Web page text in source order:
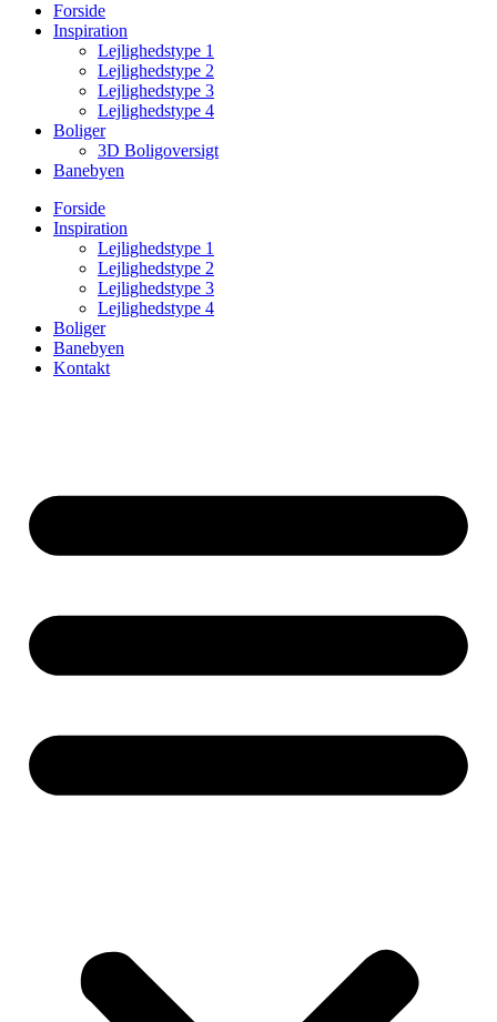
Forside
Inspiration
Lejlighedstype 1
Lejlighedstype 2
Lejlighedstype 3
Lejlighedstype 4
Boliger
3D Boligoversigt
Banebyen
Forside
Inspiration
Lejlighedstype 1
Lejlighedstype 2
Lejlighedstype 3
Lejlighedstype 4
Boliger
Banebyen
Kontakt